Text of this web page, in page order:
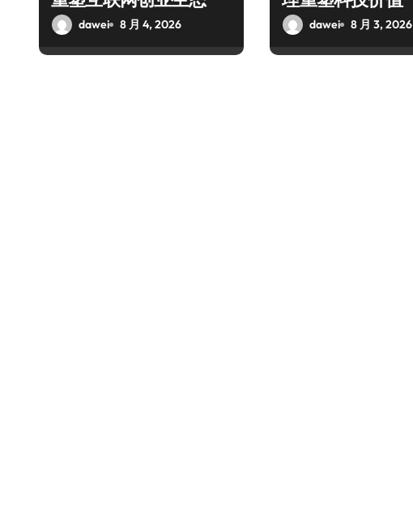
dawei 8 月 4, 2026 dawei 8 月 3, 2026